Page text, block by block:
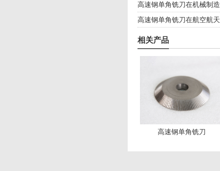
高速钢单角铣刀在机械制
高速钢单角铣刀在航空航
相关产品
高速钢单角铣刀